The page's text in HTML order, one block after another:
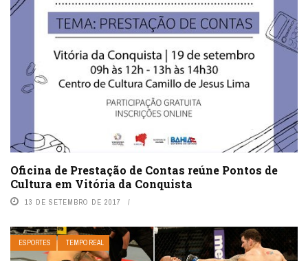
Oficina de Prestação de Contas reúne Pontos de
Cultura em Vitória da Conquista
13 DE SETEMBRO DE 2017
ESPORTES TEMPO REAL